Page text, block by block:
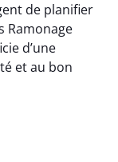
de planifier
Ramonage
d’une
et au bon